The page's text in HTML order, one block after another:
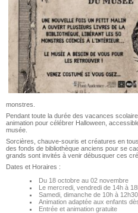
monstres.
Pendant toute la durée des vacances
animation pour célébrer Halloween,
musée.
Sorcières, chauve-souris et créatures en
des fonds de bibliothèque anciens pour se
grands sont invités à venir débusquer ces
Dates et Horaires :
Du 18 octobre au 02 novembre
Le mercredi, vendredi de 14h à
Samedi, dimanche de 10h à
Animation adaptée aux enfants
Entrée et animation gratuite